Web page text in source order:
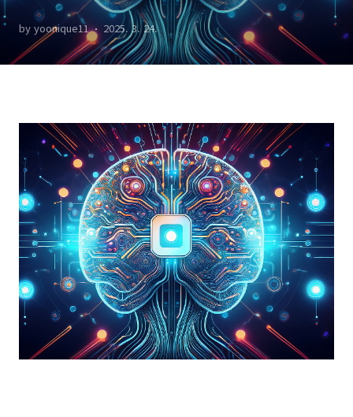
by yoonique11 2025. 3. 24.